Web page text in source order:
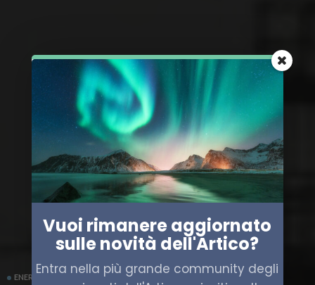
ENERGIA
Vuoi rimanere aggiornato
sulle novità dell'Artico?
Entra nella più grande community degli